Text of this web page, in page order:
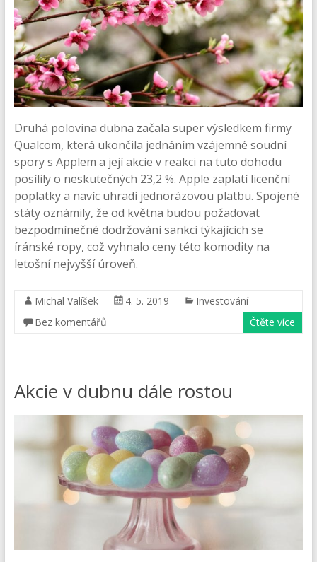
Druhá polovina dubna začala super výsledkem firmy
Qualcom, která ukončila jednáním vzájemné soudní
spory s Applem a její akcie v reakci na tuto dohodu
posílily o neskutečných 23,2 %. Apple zaplatí licenční
poplatky a navíc uhradí jednorázovou platbu. Spojené
státy oznámily, že od května budou požadovat
bezpodmínečné dodržování sankcí týkajících se
íránské ropy, což vyhnalo ceny této komodity na
letošní nejvyšší úroveň.
Michal Valíšek 4. 5. 2019
Investování
Bez komentářů
Čtěte více
Akcie v dubnu dále rostou